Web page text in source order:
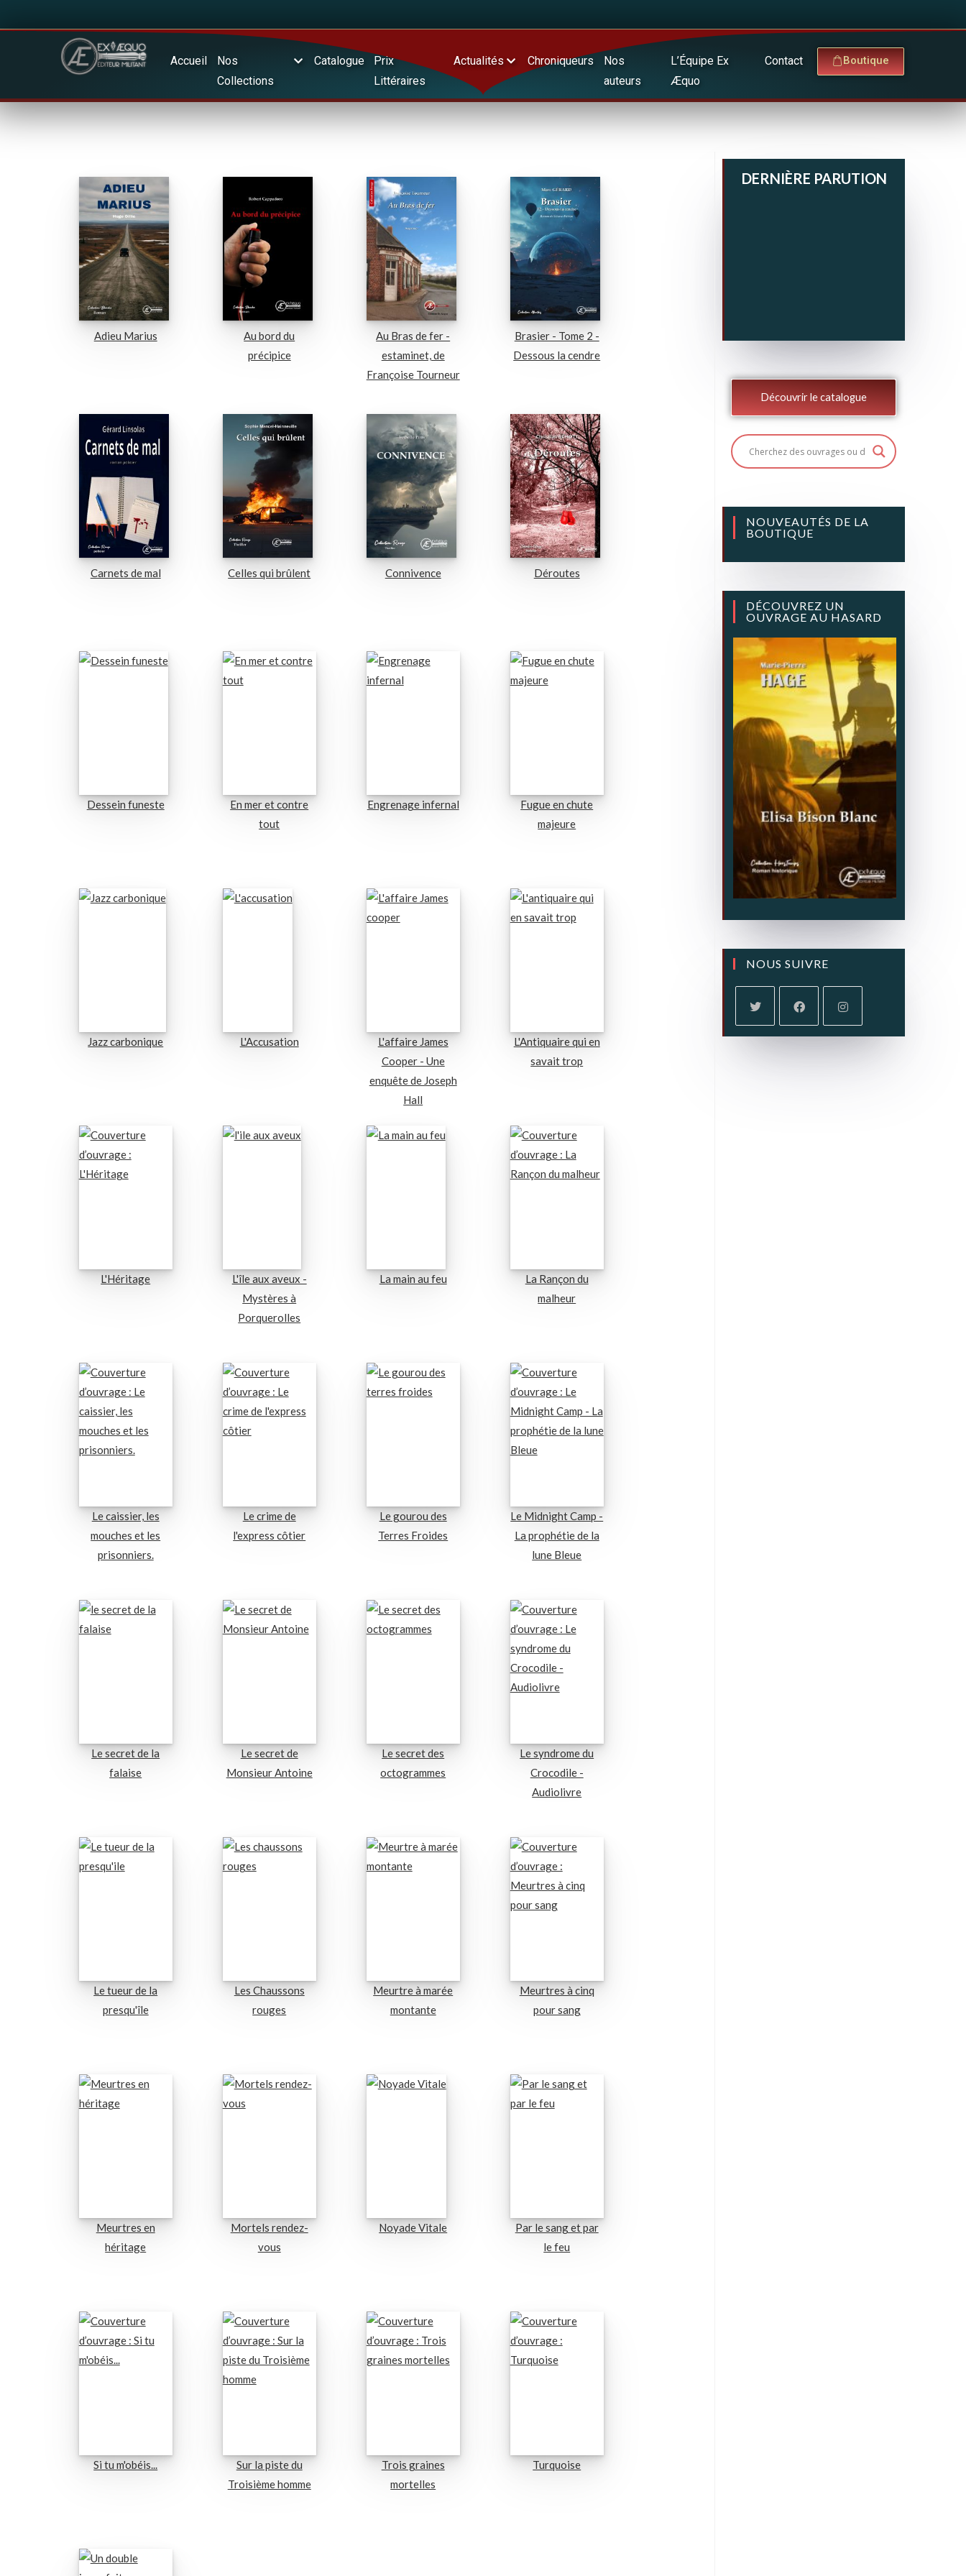
Accueil
Nos
Collections
Catalogue
Prix
Littéraires
Actualités Chroniqueurs
Nos
auteurs
L’Équipe Ex
Æquo
Contact Boutique
Adieu Marius
Au bord du
précipice
Au Bras de fer -
estaminet, de
Françoise Tourneur
Brasier - Tome 2 -
Dessous la cendre
Carnets de mal Celles qui brûlent Connivence Déroutes
Dessein funeste
En mer et contre
tout
Engrenage infernal
Fugue en chute
majeure
Jazz carbonique L'Accusation
L'affaire James
Cooper - Une
enquête de Joseph
Hall
L'Antiquaire qui en
savait trop
L'Héritage
L'île aux aveux -
Mystères à
Porquerolles
La main au feu
La Rançon du
malheur
Le caissier, les
mouches et les
prisonniers.
Le crime de
l'express côtier
Le gourou des
Terres Froides
Le Midnight Camp -
La prophétie de la
lune Bleue
Le secret de la
falaise
Le secret de
Monsieur Antoine
Le secret des
octogrammes
Le syndrome du
Crocodile -
Audiolivre
Le tueur de la
presqu'île
Les Chaussons
rouges
Meurtre à marée
montante
Meurtres à cinq
pour sang
Meurtres en
héritage
Mortels rendez-
vous
Noyade Vitale
Par le sang et par
le feu
Si tu m'obéis...
Sur la piste du
Troisième homme
Trois graines
mortelles
Turquoise
DERNIÈRE PARUTION
Découvrir le catalogue
NOUVEAUTÉS DE LA
BOUTIQUE
DÉCOUVREZ UN
OUVRAGE AU HASARD
NOUS SUIVRE